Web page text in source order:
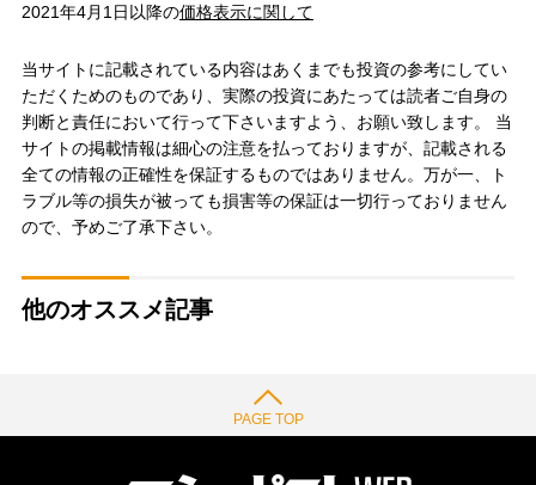
2021年4月1日以降の価格表示に関して
当サイトに記載されている内容はあくまでも投資の参考にしてい
ただくためのものであり、実際の投資にあたっては読者ご自身の
判断と責任において行って下さいますよう、お願い致します。 当
サイトの掲載情報は細心の注意を払っておりますが、記載される
全ての情報の正確性を保証するものではありません。万が一、ト
ラブル等の損失が被っても損害等の保証は一切行っておりません
ので、予めご了承下さい。
他のオススメ記事
PAGE TOP